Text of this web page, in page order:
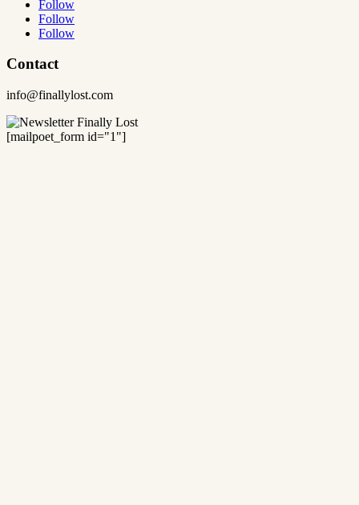
Follow
Follow
Follow
Contact
info@finallylost.com
[mailpoet_form id="1"]